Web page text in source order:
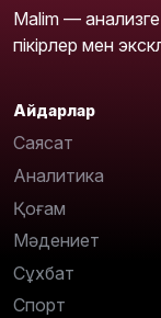
Malim —
пікірлер мен
Айдарлар
Саясат
Аналитика
Қоғам
Мәдениет
Сұхбат
Спорт